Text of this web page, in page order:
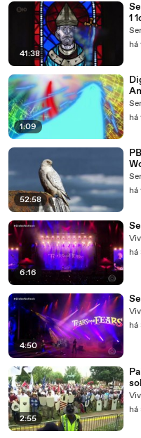
41:38
1
há
1:09
há
52:58
há
6:16
há
4:50
há
2:55
há